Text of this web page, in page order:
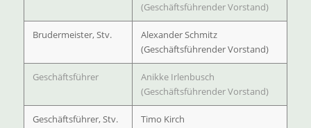
(Geschäftsführender Vorstand)
Brudermeister, Stv.
Alexander Schmitz
(Geschäftsführender Vorstand)
Geschäftsführer
Anikke Irlenbusch
(Geschäftsführender Vorstand)
Geschäftsführer, Stv. Timo Kirch